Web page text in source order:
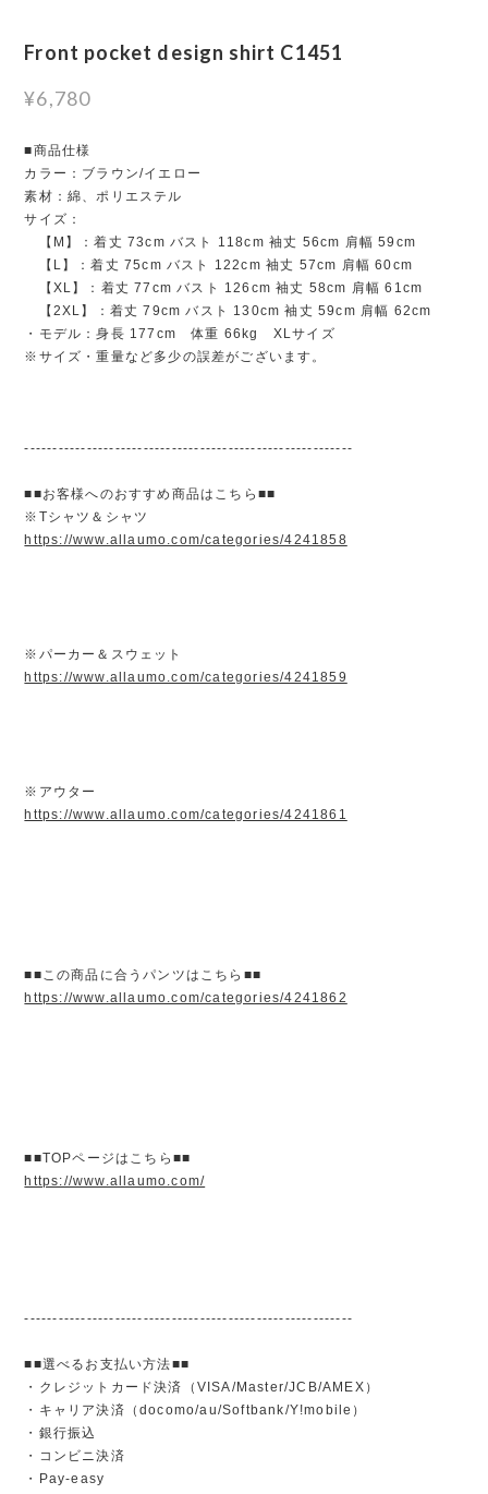
Front pocket design shirt C1451
¥6,780
■商品仕様
カラー：ブラウン/イエロー
素材：綿、ポリエステル
サイズ：
【M】：着丈 73cm バスト 118cm 袖丈 56cm 肩幅 59cm
【L】：着丈 75cm バスト 122cm 袖丈 57cm 肩幅 60cm
【XL】：着丈 77cm バスト 126cm 袖丈 58cm 肩幅 61cm
【2XL】：着丈 79cm バスト 130cm 袖丈 59cm 肩幅 62cm
・モデル：身長 177cm 体重 66kg XLサイズ
※サイズ・重量など多少の誤差がございます。
----------------------------------------------------------
■■お客様へのおすすめ商品はこちら■■
※Tシャツ＆シャツ
https://www.allaumo.com/categories/4241858
※パーカー＆スウェット
https://www.allaumo.com/categories/4241859
※アウター
https://www.allaumo.com/categories/4241861
■■この商品に合うパンツはこちら■■
https://www.allaumo.com/categories/4241862
■■TOPページはこちら■■
https://www.allaumo.com/
----------------------------------------------------------
■■選べるお支払い方法■■
・クレジットカード決済（VISA/Master/JCB/AMEX）
・キャリア決済（docomo/au/Softbank/Y!mobile）
・銀行振込
・コンビニ決済
・Pay-easy